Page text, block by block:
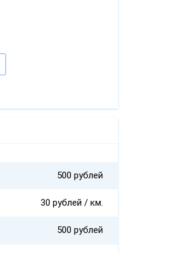
500 рублей
30 рублей / км.
500 рублей